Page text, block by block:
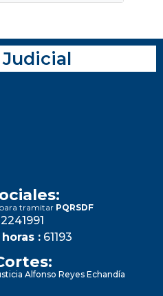
Judicial
para tramitar PQRSDF
: 61193
Alfonso Reyes Echandía